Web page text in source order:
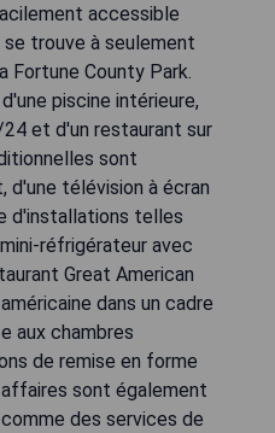
accessible
trouve à seulement
Fortune County Park.
piscine intérieure,
et d'un restaurant sur
sont
d'une télévision à écran
d'installations telles
réfrigérateur avec
Great American
dans un cadre
aux chambres
de remise en forme
sont également
des services de